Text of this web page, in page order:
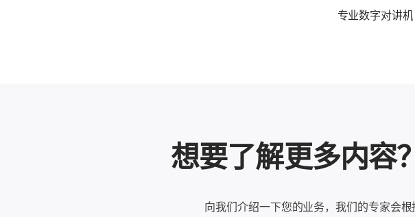
专业数字对讲机
想要了解更多内容
向我们介绍一下您的业务，我们的专家会